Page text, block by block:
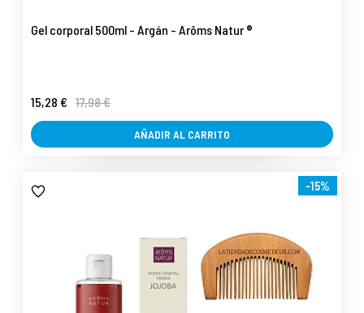
Gel corporal 500ml - Argán - Arôms Natur ®
15,28 € 17,98 €
AÑADIR AL CARRITO
-15%